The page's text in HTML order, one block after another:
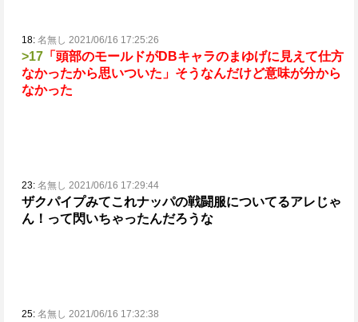
18: 名無し 2021/06/16 17:25:26
>17 「頭部のモールドがDBキャラのまゆげに見えて仕方
なかったから思いついた」そうなんだけど意味が分から
なかった
23: 名無し 2021/06/16 17:29:44
ザクパイプみてこれナッパの戦闘服についてるアレじゃ
ん！って閃いちゃったんだろうな
25: 名無し 2021/06/16 17:32:38